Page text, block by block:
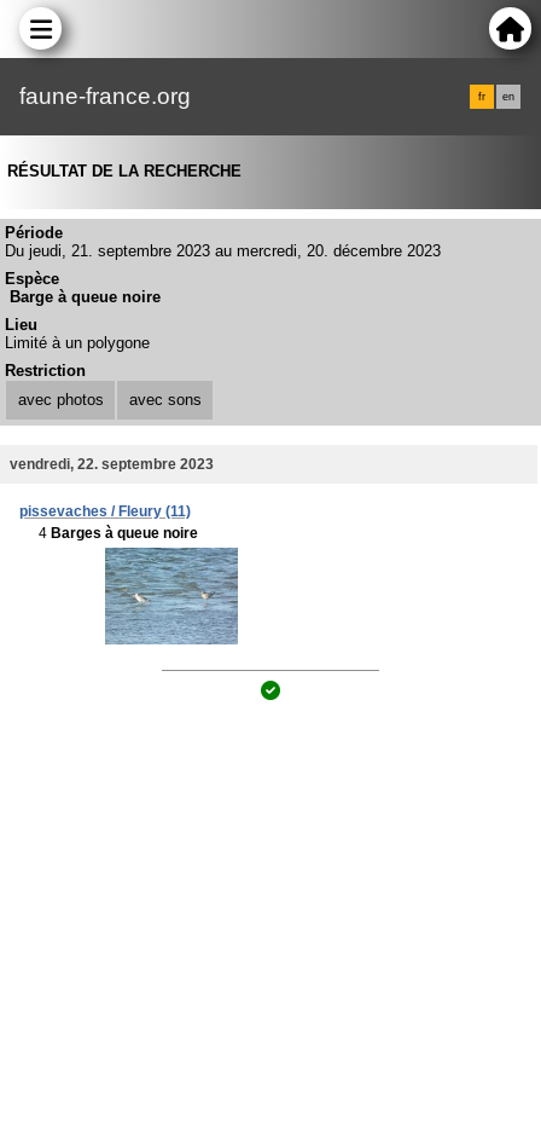
faune-france.org fr en
RÉSULTAT DE LA RECHERCHE
Période
Du jeudi, 21. septembre 2023 au mercredi, 20. décembre 2023
Espèce
Barge à queue noire
Lieu
Limité à un polygone
Restriction
avec photos
avec sons
vendredi, 22. septembre 2023
pissevaches / Fleury (11)
4 Barges à queue noire